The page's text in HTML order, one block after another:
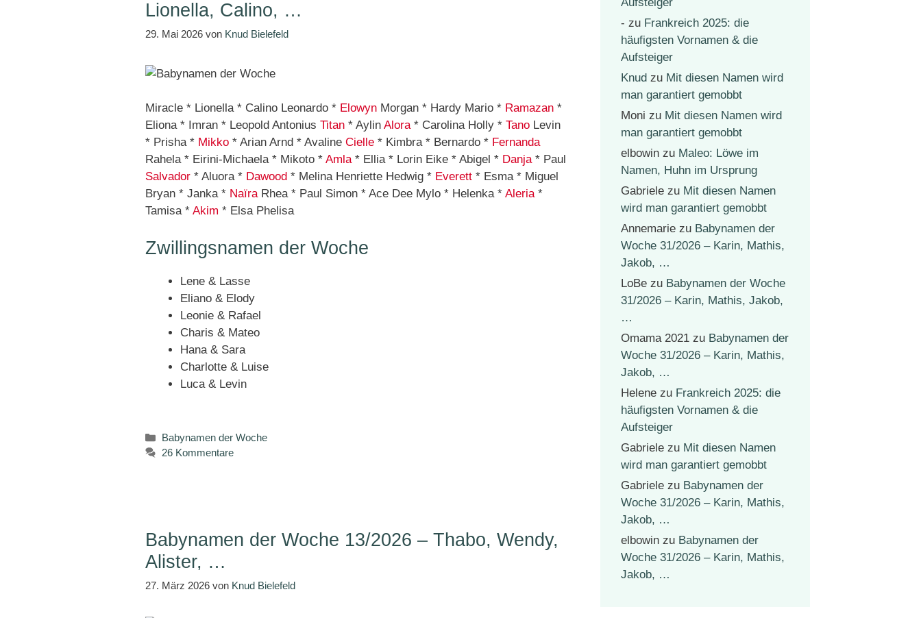
Lionella, Calino, …
29. Mai 2026 von Knud Bielefeld
Miracle * Lionella * Calino Leonardo * Elowyn Morgan * Hardy Mario * Ramazan *
Eliona * Imran * Leopold Antonius Titan * Aylin Alora* Carolina Holly * Tano Levin
* Prisha * Mikko * Arian Arnd * Avaline Cielle * Kimbra * Bernardo * Fernanda
Rahela * Eirini-Michaela * Mikoto * Amla* Ellia * Lorin Eike * Abigel * Danja* Paul
Salvador * Aluora * Dawood * Melina Henriette Hedwig * Everett * Esma * Miguel
Bryan * Janka * NaïraRhea * Paul Simon * Ace Dee Mylo * Helenka * Aleria*
Tamisa * Akim * Elsa Phelisa
Zwillingsnamen der Woche
Lene & Lasse
Eliano & Elody
Leonie & Rafael
Charis & Mateo
Hana & Sara
Charlotte & Luise
Luca & Levin
Kategorien
Babynamen der Woche
26 Kommentare
Babynamen der Woche 13/2026 – Thabo, Wendy,
Alister, …
27. März 2026 von Knud Bielefeld
- zu Frankreich 2025: die
häufigsten Vornamen & die
Aufsteiger
Knud zu Mit diesen Namen wird
man garantiert gemobbt
Moni zu Mit diesen Namen wird
man garantiert gemobbt
elbowin zu Maleo: Löwe im
Namen, Huhn im Ursprung
Gabriele zu Mit diesen Namen
wird man garantiert gemobbt
Annemarie zu Babynamen der
Woche 31/2026 – Karin, Mathis,
Jakob, …
LoBe zu Babynamen der Woche
31/2026 – Karin, Mathis, Jakob,
…
Omama 2021 zu Babynamen der
Woche 31/2026 – Karin, Mathis,
Jakob, …
Helene zu Frankreich 2025: die
häufigsten Vornamen & die
Aufsteiger
Gabriele zu Mit diesen Namen
wird man garantiert gemobbt
Gabriele zu Babynamen der
Woche 31/2026 – Karin, Mathis,
Jakob, …
elbowin zu Babynamen der
Woche 31/2026 – Karin, Mathis,
Jakob, …